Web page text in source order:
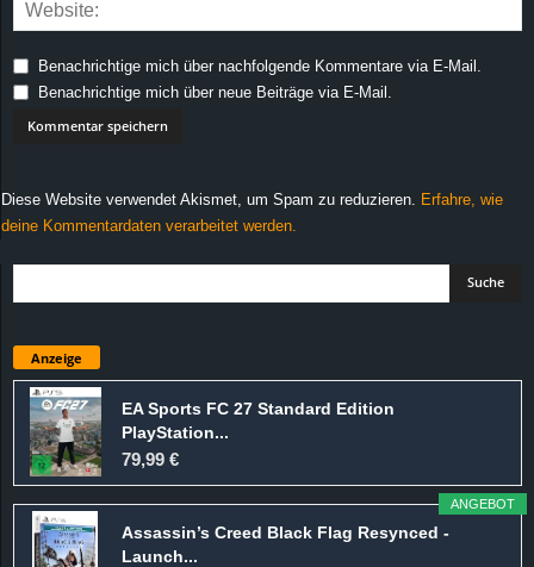
Benachrichtige mich über nachfolgende Kommentare via E-Mail.
Benachrichtige mich über neue Beiträge via E-Mail.
Diese Website verwendet Akismet, um Spam zu reduzieren.
Erfahre, wie
deine Kommentardaten verarbeitet werden.
Anzeige
EA Sports FC 27 Standard Edition
PlayStation...
79,99 €
ANGEBOT
Assassin’s Creed Black Flag Resynced -
Launch...